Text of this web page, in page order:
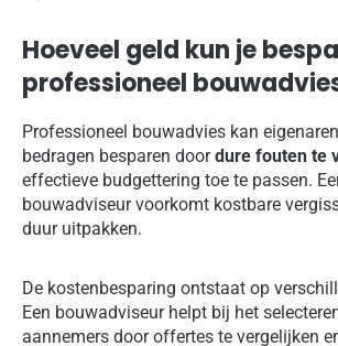
Hoeveel geld kun je
professioneel
Professioneel bouwadvies kan
bedragen besparen doordure fouten te
effectieve budgettering toe te passen.
bouwadviseur voorkomt kostbare
duur uitpakken.
De kostenbesparing ontstaat op
Een bouwadviseur helpt bij het
aannemers door offertes te vergelijken